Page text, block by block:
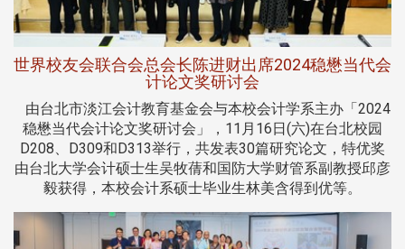
世界校友会联合会总会长陈进财出席2024稳懋当代会
计论文奖研讨会
由台北市淡江会计教育基金会与本校会计学系主办「2024
稳懋当代会计论文奖研讨会」，11月16日(六)在台北校园
D208、D309和D313举行，共发表30篇研究论文，特优奖
由台北大学会计硕士生吴牧蒨和国防大学财管系副教授邱彦
毅获得，本校会计系硕士毕业生林美含得到优等。